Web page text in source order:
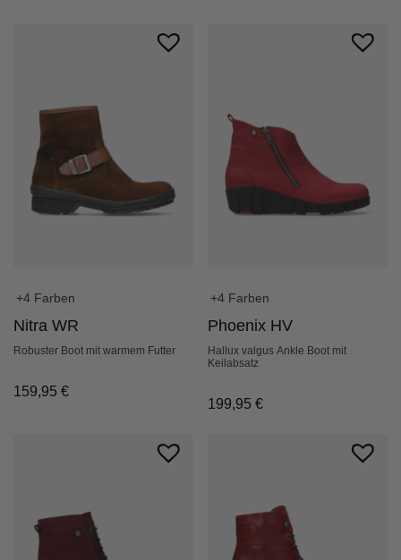
+4 Farben
Nitra WR
Robuster Boot mit warmem Futter
159,95 €
+4 Farben
Phoenix HV
Hallux valgus Ankle Boot mit
Keilabsatz
199,95€